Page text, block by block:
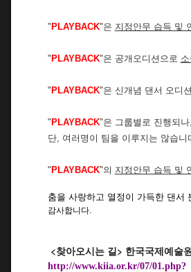
"PLAYBACK"은 지정안무 습득 및
"PLAYBACK"은 공개오디션으로
"PLAYBACK"은 신개념 댄서 오디
"PLAYBACK"은 그룹별로 진행되나,
단, 여러명이 팀을 이루지는 않습니
"PLAYBACK"의 지정안무 습득 및
춤을 사랑하고 열정이 가득한 댄서
감사합니다.
<찾아오시는 길> 한국국제예술
http://www.kiia.or.kr/07/01.php?